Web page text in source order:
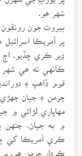
بيروت جون
پر آمريڪا
ڍير ڪري ڇڏيو.
ڪانهي ته هي شهر
قوم ڏاهپ ۽
جرمن ۽ جپان
مهاڀاري لڙائي
۾ به جپان، جنهن
ڪري آمريڪا کي
ڪردار جرمن هو.